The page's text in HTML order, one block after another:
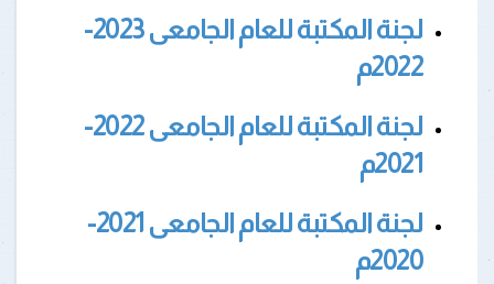
لجنة المكتبة للعام الجامعى 2023-
2022م
لجنة المكتبة للعام الجامعى 2022-
2021م
لجنة المكتبة للعام الجامعى 2021-
2020م